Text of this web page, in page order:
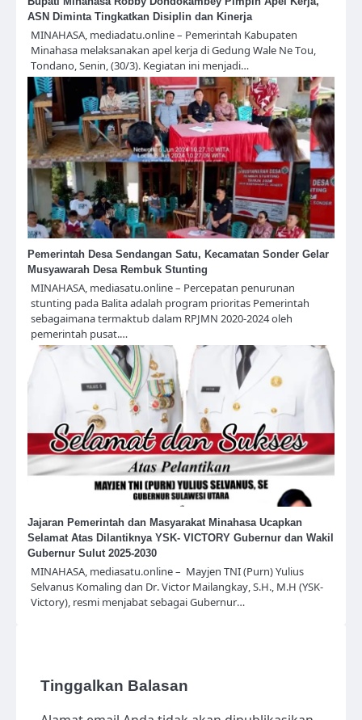
ASN Diminta Tingkatkan Disiplin dan Kinerja
MINAHASA, mediadatu.online – Pemerintah Kabupaten
Minahasa melaksanakan apel kerja di Gedung Wale Ne Tou,
Tondano, Senin, (30/3). Kegiatan ini menjadi…
Pemerintah Desa Sendangan Satu, Kecamatan Sonder Gelar
Musyawarah Desa Rembuk Stunting
MINAHASA, mediasatu.online – Percepatan penurunan
stunting pada Balita adalah program prioritas Pemerintah
sebagaimana termaktub dalam RPJMN 2020-2024 oleh
pemerintah pusat.…
Jajaran Pemerintah dan Masyarakat Minahasa Ucapkan
Selamat Atas Dilantiknya YSK- VICTORY Gubernur dan Wakil
Gubernur Sulut 2025-2030
MINAHASA, mediasatu.online – Mayjen TNI (Purn) Yulius
Selvanus Komaling dan Dr. Victor Mailangkay, S.H., M.H (YSK-
Victory), resmi menjabat sebagai Gubernur…
Tinggalkan Balasan